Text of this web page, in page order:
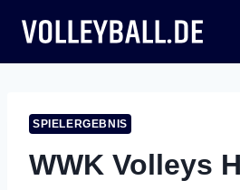
Inhalt
springen
SPIELERGEBNIS
WWK Volleys